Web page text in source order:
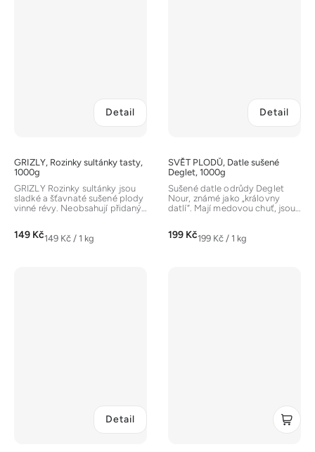
GRIZLY, Rozinky sultánky tasty,
1000g
149 KčMěrná
149 Kč / 1 kg
Detail
GRIZLY Rozinky sultánky jsou
sladké a šťavnaté sušené plody
vinné révy. Neobsahují přidaný
SVĚT PLODŮ, Datle sušené
Deglet, 1000g
199 KčMěrná
199 Kč / 1 kg
Detail
Sušené datle odrůdy Deglet
Nour, známé jako „královny
datlí“. Mají medovou chuť, jsou
Detail